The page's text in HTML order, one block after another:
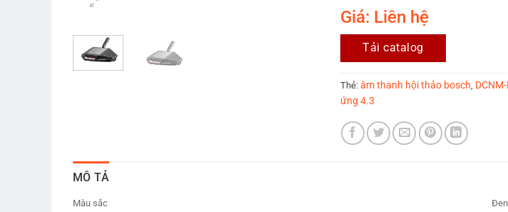
Giá: Liên hệ
Tải catalog
Thẻ: âm thanh hội thảo bosch, DCNM-
ứng 4.3
MÔ TẢ
Màu sắc
Đen